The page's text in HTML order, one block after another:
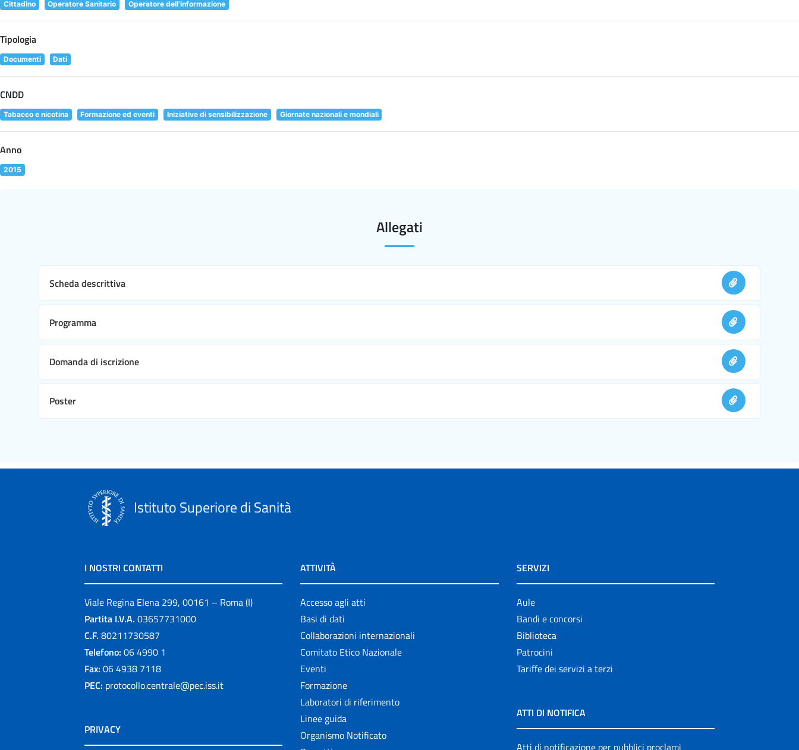
Cittadino Operatore Sanitario Operatore dell'informazione
Tipologia
Documenti Dati
CNDD
Tabacco e nicotina Formazione ed eventi Iniziative di sensibilizzazione Giornate nazionali e mondiali
Anno
2015
Allegati
Scheda descrittiva
Programma
Domanda di iscrizione
Poster
Istituto Superiore di Sanità
I NOSTRI CONTATTI
Viale Regina Elena 299, 00161 – Roma (I)
Partita I.V.A. 03657731000
C.F. 80211730587
Telefono: 06 4990 1
Fax: 06 4938 7118
PEC: protocollo.centrale@pec.iss.it
PRIVACY
ATTIVITÀ
Accesso agli atti
Basi di dati
Collaborazioni internazionali
Comitato Etico Nazionale
Eventi
Formazione
Laboratori di riferimento
Linee guida
Organismo Notificato
SERVIZI
Aule
Bandi e concorsi
Biblioteca
Patrocini
Tariffe dei servizi a terzi
ATTI DI NOTIFICA
Atti di notificazione per pubblici proclami